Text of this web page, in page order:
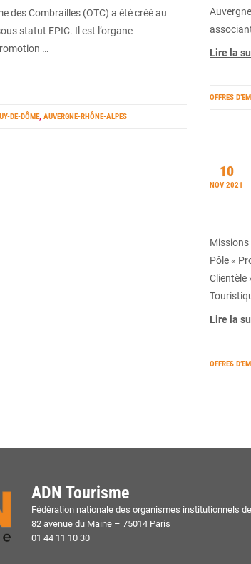
Lire la
OFFRES
des Combrailles (OTC) a été créé au
statut EPIC. Il est l’organe
…
DE-DÔME, AUVERGNE-RHÔNE-ALPES
10
NOV 2021
Missions
Pôle «
Clientèle
Lire la
OFFRES
ADN Tourisme
Fédération nationale des organismes institutionnels
82 avenue du Maine – 75014 Paris
01 44 11 10 30